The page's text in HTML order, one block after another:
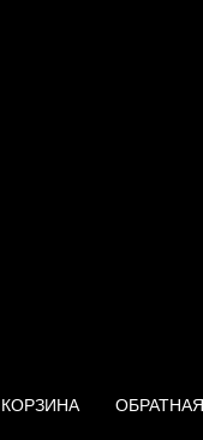
КОРЗИНА